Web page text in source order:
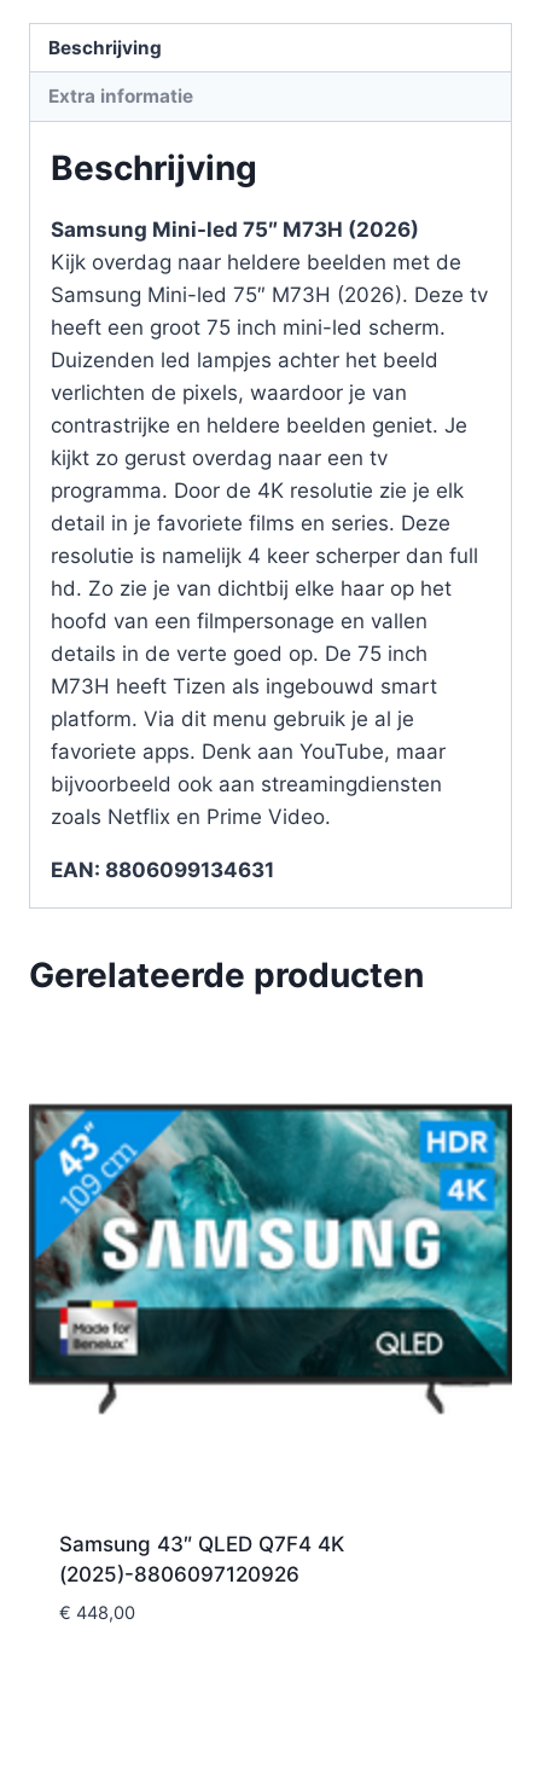
Beschrijving
Extra informatie
Beschrijving
Samsung Mini-led 75″ M73H (2026)
Kijk overdag naar heldere beelden met de
Samsung Mini-led 75″ M73H (2026). Deze tv
heeft een groot 75 inch mini-led scherm.
Duizenden led lampjes achter het beeld
verlichten de pixels, waardoor je van
contrastrijke en heldere beelden geniet. Je
kijkt zo gerust overdag naar een tv
programma. Door de 4K resolutie zie je elk
detail in je favoriete films en series. Deze
resolutie is namelijk 4 keer scherper dan full
hd. Zo zie je van dichtbij elke haar op het
hoofd van een filmpersonage en vallen
details in de verte goed op. De 75 inch
M73H heeft Tizen als ingebouwd smart
platform. Via dit menu gebruik je al je
favoriete apps. Denk aan YouTube, maar
bijvoorbeeld ook aan streamingdiensten
zoals Netflix en Prime Video.
EAN: 8806099134631
Gerelateerde producten
Samsung 43″ QLED Q7F4 4K
(2025)-8806097120926
€ 448,00